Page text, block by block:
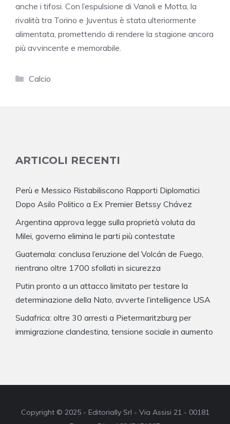
anche i tifosi. Con l’espulsione di Vanoli e Motta, la
rivalità tra Torino e Juventus è stata ulteriormente
alimentata, promettendo di rendere la stagione ancora
più avvincente e memorabile.
Categorie
Calcio
ARTICOLI RECENTI
Perù e Messico Ristabiliscono Rapporti Diplomatici
Dopo Asilo Politico a Ex Premier Betssy Chávez
Argentina approva legge sulla proprietà voluta da
Milei, governo elimina le parti più contestate
Guatemala: conclusa l’eruzione del Volcán de Fuego,
rientrano oltre 1700 sfollati in sicurezza
Putin pronto a un attacco limitato per testare la
determinazione della Nato, avverte l’intelligence USA
Sudafrica: oltre 30 arresti a Pietermaritzburg per
immigrazione clandestina, tensione sociale in aumento
Copyright © 2025 - Editorially Srl - Via Assisi 21 - 00181